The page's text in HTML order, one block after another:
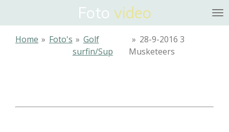
naar
Foto video
Home » Foto's » Golf
surfin/Sup
» 28-9-2016 3
Musketeers